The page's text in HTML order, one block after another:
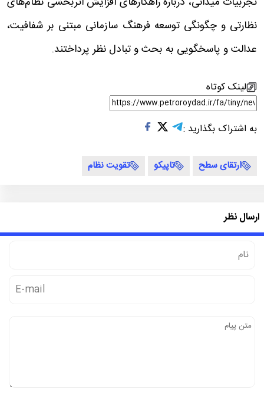
نظارتی و چگونگی توسعه فرهنگ سازمانی مبتنی بر شفافیت،
عدالت و پاسخگویی به بحث و تبادل نظر پرداختند.
لینک کوتاه
به اشتراک بگذارید :
ارتقای سطح تاپیکو تقویت نظام
ارسال نظر